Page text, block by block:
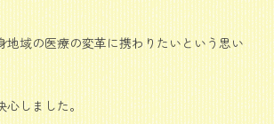
地域の医療の変革に携わりたいという思い
心しました。